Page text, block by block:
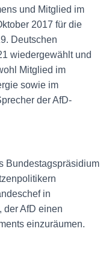
und Mitglied im
2017 für die
Deutschen
wiedergewählt und
Mitglied im
sowie im
der AfD-
Bundestagspräsidium
in
der AfD einen
einzuräumen.